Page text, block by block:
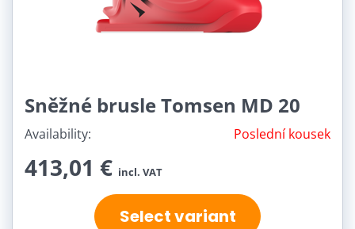
Sněžné brusle Tomsen MD 20
Availability: Poslední kousek
413,01 € incl. VAT
Select variant